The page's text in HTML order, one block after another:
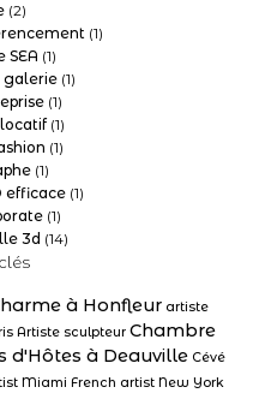
(2)
(1)
SEA (1)
galerie (1)
(1)
(1)
(1)
(1)
efficace(1)
(1)
3d (14)
à Honfleur artiste
Artiste sculpteur Chambre
d'Hôtes à Deauville Cévé
Miami French artist New York